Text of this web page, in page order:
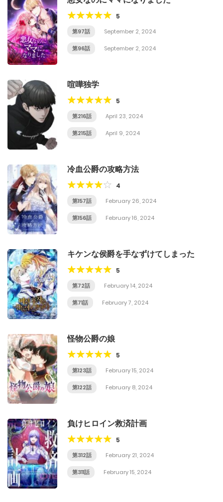
5
第97話 September 2, 2024
第96話 September 2, 2024
喧嘩独学
5
第216話 April 23, 2024
第215話 April 9, 2024
冷血公爵の攻略方法
4
第157話 February 26, 2024
第156話 February 16, 2024
キケンな侯爵を手なずけてしまった
5
第72話 February 14, 2024
第71話 February 7, 2024
怪物公爵の娘
5
第123話 February 15, 2024
第122話 February 8, 2024
負けヒロイン救済計画
5
第312話 February 21, 2024
第311話 February 15, 2024